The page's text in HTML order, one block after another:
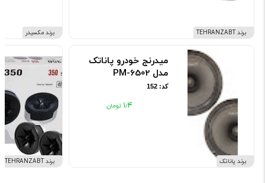
برند TEHRANZABT
برند پاناتک
میدرنج خودرو پاناتک
مدل PM-6502
کد: 152
۱٫۴
برند مکسیدر
برند TEHRANZABT